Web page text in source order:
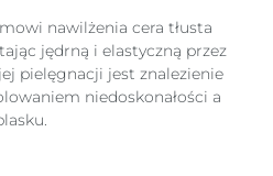
nawilżenia cera tłusta
jędrną i elastyczną przez
pielęgnacji jest znalezienie
niedoskonałości a